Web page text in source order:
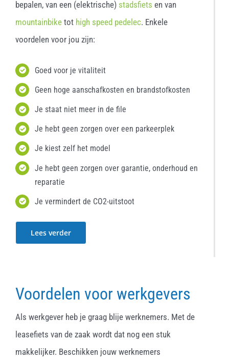
bepalen, van een (elektrische) stadsfiets en van
mountainbiketot high speed pedelec. Enkele
voordelen voor jou zijn:
Goed voor je vitaliteit
Geen hoge aanschafkosten en brandstofkosten
Je staat niet meer in de file
Je hebt geen zorgen over een parkeerplek
Je kiest zelf het model
Je hebt geen zorgen over garantie, onderhoud en
reparatie
Je vermindert de CO2-uitstoot
Lees verder
Voordelen voor werkgevers
Als werkgever heb je graag blije werknemers. Met de
leasefiets van de zaak wordt dat nog een stuk
makkelijker. Beschikken jouw werknemers